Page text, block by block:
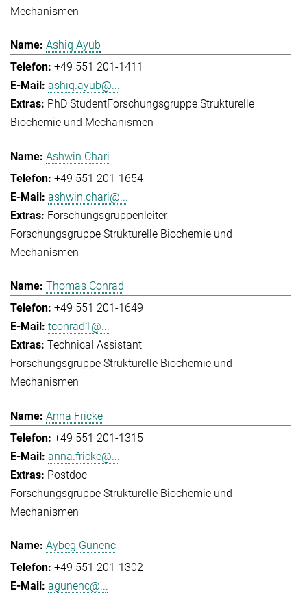
Mechanismen
Ashiq Ayub
+49 551 201-1411
ashiq.ayub@...
PhD StudentForschungsgruppe Strukturelle
Biochemie und Mechanismen
Ashwin Chari
+49 551 201-1654
ashwin.chari@...
Forschungsgruppenleiter
Forschungsgruppe Strukturelle Biochemie und
Mechanismen
Thomas Conrad
+49 551 201-1649
tconrad1@...
Technical Assistant
Forschungsgruppe Strukturelle Biochemie und
Mechanismen
Anna Fricke
+49 551 201-1315
anna.fricke@...
Postdoc
Forschungsgruppe Strukturelle Biochemie und
Mechanismen
Aybeg Günenc
+49 551 201-1302
agunenc@...